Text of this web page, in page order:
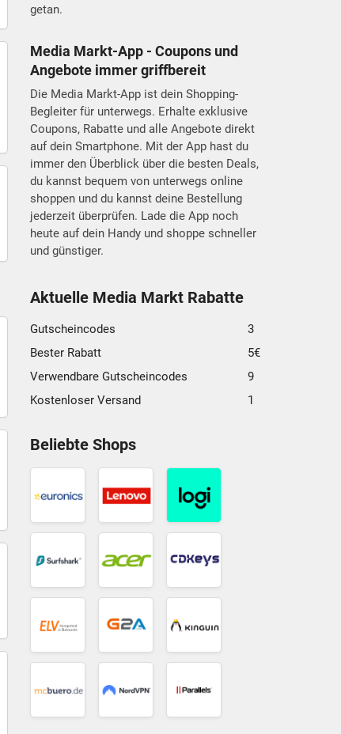
getan.
Media Markt-App - Coupons und
Angebote immer griffbereit
Die Media Markt-App ist dein Shopping-
Begleiter für unterwegs. Erhalte exklusive
Coupons, Rabatte und alle Angebote direkt
auf dein Smartphone. Mit der App hast du
immer den Überblick über die besten Deals,
du kannst bequem von unterwegs online
shoppen und du kannst deine Bestellung
jederzeit überprüfen. Lade die App noch
heute auf dein Handy und shoppe schneller
und günstiger.
Aktuelle Media Markt Rabatte
Gutscheincodes
3
Bester Rabatt
5€
Verwendbare Gutscheincodes
9
Kostenloser Versand
1
Beliebte Shops
Gutschein
Gutschein
Surfshark
Gutschein
Acer
Gutschein
CDKeys
Gutschein
ELV
Gutschein
G2A
Gutschein
Kinguin
Gutschein
McBuero
Gutschein
NordVPN
Parallels
Gutschein